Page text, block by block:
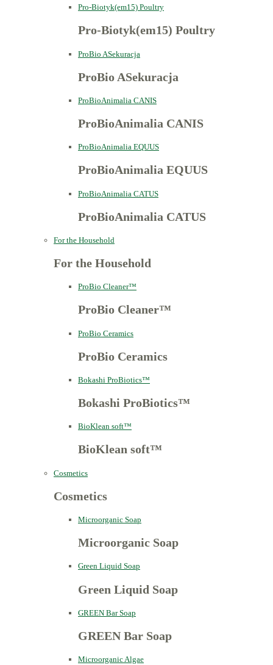
Pro-Biotyk(em15) Poultry
Pro-Biotyk(em15) Poultry
ProBio ASekuracja
ProBio ASekuracja
ProBioAnimalia CANIS
ProBioAnimalia CANIS
ProBioAnimalia EQUUS
ProBioAnimalia EQUUS
ProBioAnimalia CATUS
ProBioAnimalia CATUS
For the Household
For the Household
ProBio Cleaner™
ProBio Cleaner™
ProBio Ceramics
ProBio Ceramics
Bokashi ProBiotics™
Bokashi ProBiotics™
BioKlean soft™
BioKlean soft™
Cosmetics
Cosmetics
Microorganic Soap
Microorganic Soap
Green Liquid Soap
Green Liquid Soap
GREEN Bar Soap
GREEN Bar Soap
Microorganic Algae